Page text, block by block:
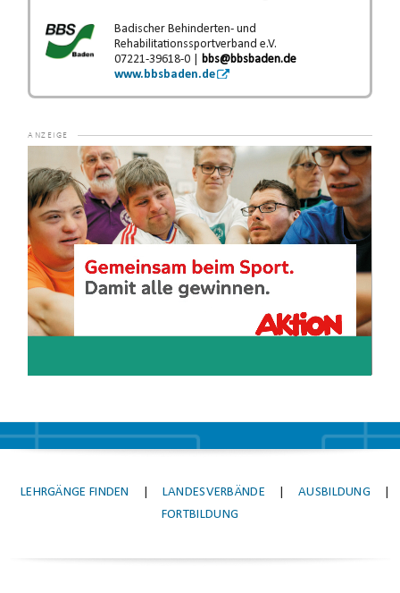
Badischer Behinderten- und
Rehabilitationssportverband e.V.
07221-39618-0 |
bbs@bbsbaden.de
www.bbsbaden.de
Player
LEHRGÄNGE FINDEN LANDESVERBÄNDE AUSBILDUNG
FORTBILDUNG